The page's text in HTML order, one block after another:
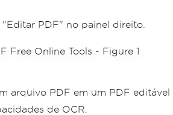
PDF" no painel direito.
arquivo PDF em um PDF editável
de OCR.